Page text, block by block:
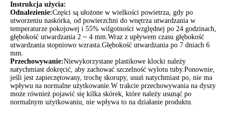
Instrukcja użycia:
Odnalezienie:Części są ułożone w wielkości powietrza, gdy po
utworzeniu naskórka, od powierzchni do wnętrza utwardzania w
temperaturze pokojowej i 55% wilgotności względnej po 24 godzinach,
głębokość utwardzania 2 ~ 4 mm.Wraz z upływem czasu głębokość
utwardzania stopniowo wzrasta.Głębokość utwardzania po 7 dniach 6
mm.
Przechowywanie:Niewykorzystane plastikowe klocki należy
natychmiast dokręcić, aby zachować szczelność wylotu tuby.Ponownie,
jeśli jest zapieczętowany, trochę skorupy, usuń natychmiast po, nie ma
wpływu na normalne użytkowanie.W trakcie przechowywania na dyszy
może również pojawić się kilka skórek, które należy usunąć po
normalnym użytkowaniu, nie wpływa to na działanie produktu.